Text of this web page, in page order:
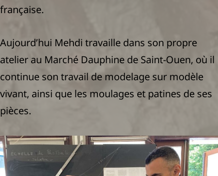
française.
Aujourd’hui Mehdi travaille dans son propre
atelier au Marché Dauphine de Saint-Ouen, où il
continue son travail de modelage sur modèle
vivant, ainsi que les moulages et patines de ses
pièces.